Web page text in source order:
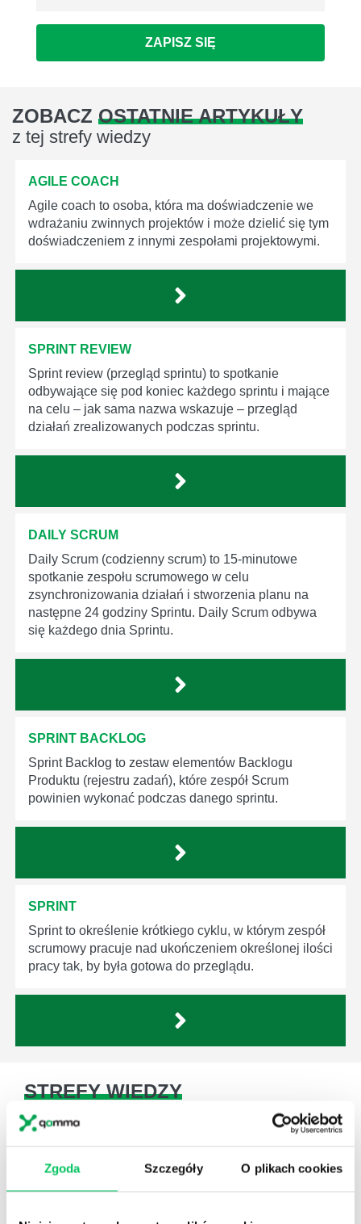
Zgoda Szczegóły O plikach cookies
ZAPISZ SIĘ
ZOBACZ OSTATNIE ARTYKUŁY
z tej strefy wiedzy
AGILE COACH
Agile coach to osoba, która ma doświadczenie we
wdrażaniu zwinnych projektów i może dzielić się tym
doświadczeniem z innymi zespołami projektowymi.
SPRINT REVIEW
Sprint review (przegląd sprintu) to spotkanie
odbywające się pod koniec każdego sprintu i mające
na celu – jak sama nazwa wskazuje – przegląd
działań zrealizowanych podczas sprintu.
DAILY SCRUM
Daily Scrum (codzienny scrum) to 15-minutowe
spotkanie zespołu scrumowego w celu
zsynchronizowania działań i stworzenia planu na
następne 24 godziny Sprintu. Daily Scrum odbywa
się każdego dnia Sprintu.
SPRINT BACKLOG
Sprint Backlog to zestaw elementów Backlogu
Produktu (rejestru zadań), które zespół Scrum
powinien wykonać podczas danego sprintu.
SPRINT
Sprint to określenie krótkiego cyklu, w którym zespół
scrumowy pracuje nad ukończeniem określonej ilości
pracy tak, by była gotowa do przeglądu.
STREFY WIEDZY